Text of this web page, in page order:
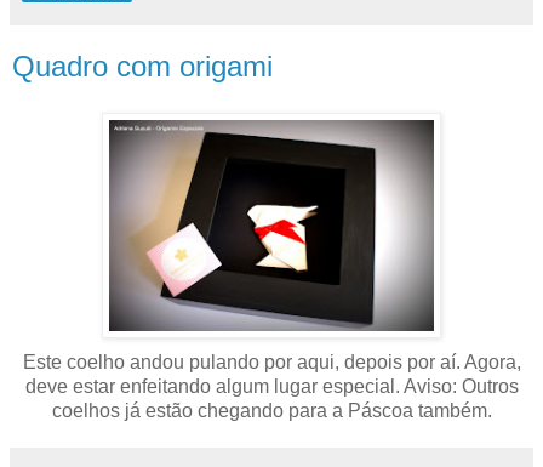
Quadro com origami
Este coelho andou pulando por aqui, depois por aí. Agora,
deve estar enfeitando algum lugar especial. Aviso: Outros
coelhos já estão chegando para a Páscoa também.